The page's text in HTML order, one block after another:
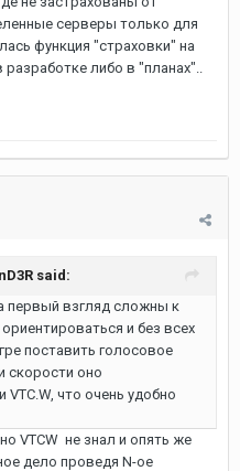
серверы только для
функция "страховки" на
либо в "планах"..
said:
первый взгляд сложны к
и без всех
поставить голосовое
скорости оно
что очень удобно
VTCW не знал и опять же
дело проведя N-ое